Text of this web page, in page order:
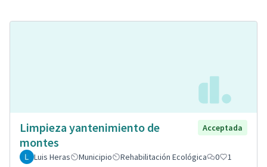
Limpieza yantenimiento de
montes
Acceptada
Luis Heras Municipio Rehabilitación Ecológica 0 1